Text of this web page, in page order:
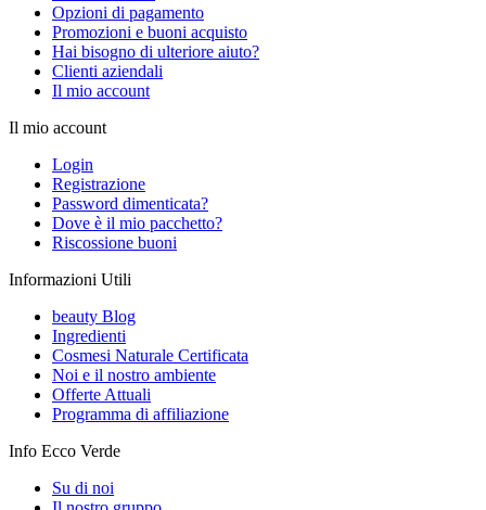
Opzioni di pagamento
Promozioni e buoni acquisto
Hai bisogno di ulteriore aiuto?
Clienti aziendali
Il mio account
Il mio account
Login
Registrazione
Password dimenticata?
Dove è il mio pacchetto?
Riscossione buoni
Informazioni Utili
beauty Blog
Ingredienti
Cosmesi Naturale Certificata
Noi e il nostro ambiente
Offerte Attuali
Programma di affiliazione
Info Ecco Verde
Su di noi